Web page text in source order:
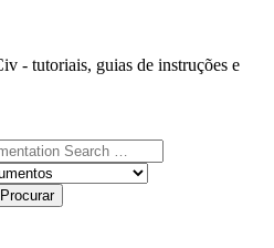
- tutoriais, guias de instruções e